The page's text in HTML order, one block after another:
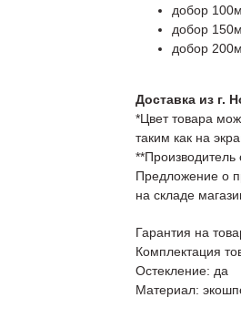
добор
добор
добор
Доставка из г.
*Цвет товара
таким как на
**Производитель
Предложение о
на складе
Гарантия на
Комплектация
Остекление: да
Материал: